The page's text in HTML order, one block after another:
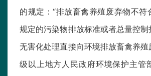
的规定：“排放畜禽养殖废弃物不符
规定的污染物排放标准或者总量控
无害化处理直接向环境排放畜禽养
级以上地方人民政府环境保护主管